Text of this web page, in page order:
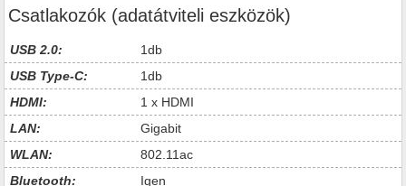
Csatlakozók (adatátviteli eszközök)
USB 2.0:
1db
USB Type-C:
1db
HDMI:
1 x HDMI
LAN:
Gigabit
WLAN:
802.11ac
Bluetooth:
Igen